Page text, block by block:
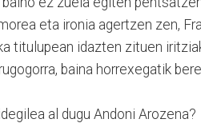
eta ironia agertzen zen,
titulupean idazten zituen
baina horrexegatik
al dugu Andoni Arozena?